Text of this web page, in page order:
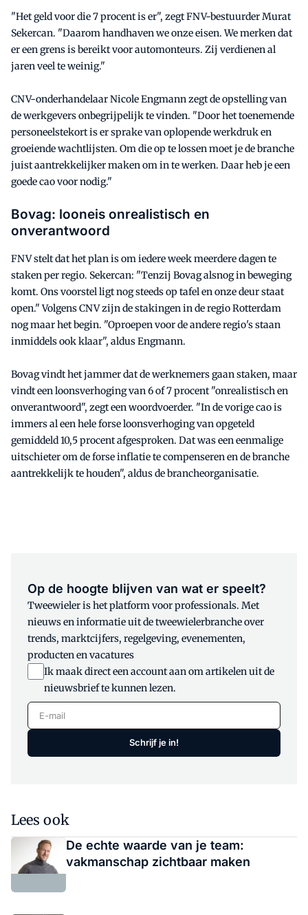
"Het geld voor die 7 procent is er", zegt FNV-bestuurder Murat
Sekercan. "Daarom handhaven we onze eisen. We merken dat
er een grens is bereikt voor automonteurs. Zij verdienen al
jaren veel te weinig."
CNV-onderhandelaar Nicole Engmann zegt de opstelling van
de werkgevers onbegrijpelijk te vinden. "Door het toenemende
personeelstekort is er sprake van oplopende werkdruk en
groeiende wachtlijsten. Om die op te lossen moet je de branche
juist aantrekkelijker maken om in te werken. Daar heb je een
goede cao voor nodig."
Bovag: looneis onrealistisch en
onverantwoord
FNV stelt dat het plan is om iedere week meerdere dagen te
staken per regio. Sekercan: "Tenzij Bovag alsnog in beweging
komt. Ons voorstel ligt nog steeds op tafel en onze deur staat
open." Volgens CNV zijn de stakingen in de regio Rotterdam
nog maar het begin. "Oproepen voor de andere regio's staan
inmiddels ook klaar", aldus Engmann.
Bovag vindt het jammer dat de werknemers gaan staken, maar
vindt een loonsverhoging van 6 of 7 procent "onrealistisch en
onverantwoord", zegt een woordvoerder. "In de vorige cao is
immers al een hele forse loonsverhoging van opgeteld
gemiddeld 10,5 procent afgesproken. Dat was een eenmalige
uitschieter om de forse inflatie te compenseren en de branche
aantrekkelijk te houden", aldus de brancheorganisatie.
Op de hoogte blijven van wat er speelt?
Tweewieler is het platform voor professionals. Met
nieuws en informatie uit de tweewielerbranche over
trends, marktcijfers, regelgeving, evenementen,
producten en vacatures
Ik maak direct een account aan om artikelen uit de
nieuwsbrief te kunnen lezen.
E-mail
Schrijf je in!
Lees ook
De echte waarde van je team:
vakmanschap zichtbaar maken